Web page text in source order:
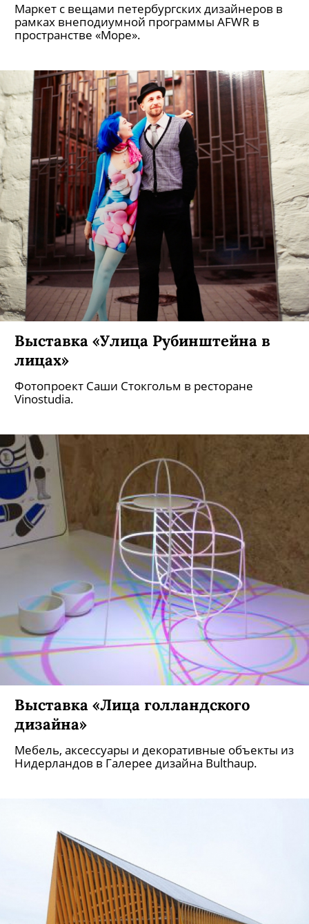
Маркет с вещами петербургских дизайнеров в
рамках внеподиумной программы AFWR в
пространстве «Море».
Выставка «Улица Рубинштейна в
лицах»
Фотопроект Саши Стокгольм в ресторане
Vinostudia.
Выставка «Лица голландского
дизайна»
Мебель, аксессуары и декоративные объекты из
Нидерландов в Галерее дизайна Bulthaup.